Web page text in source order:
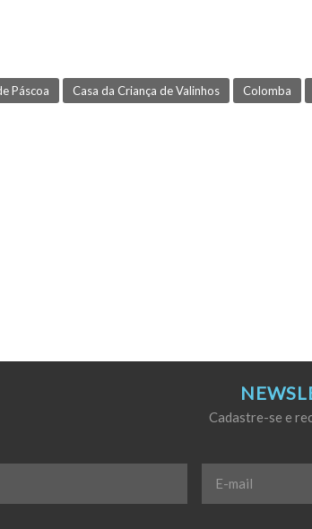
Páscoa Casa da Criança de Valinhos Colomba
Cadastre-se e